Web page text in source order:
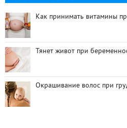
Как принимать витамины
Тянет живот при
Окрашивание волос при